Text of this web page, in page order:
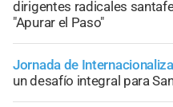
dirigentes radicales
"Apurar el Paso"
Jornada de
un desafío integral para